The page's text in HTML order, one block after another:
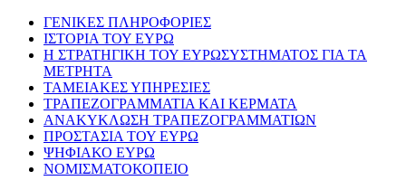
ΓΕΝΙΚΕΣ ΠΛΗΡΟΦΟΡΙΕΣ
ΙΣΤΟΡΙΑ ΤΟΥ ΕΥΡΩ
Η ΣΤΡΑΤΗΓΙΚΗ ΤΟΥ ΕΥΡΩΣΥΣΤΗΜΑΤΟΣ ΓΙΑ ΤΑ
ΜΕΤΡΗΤΑ
ΤΑΜΕΙΑΚΕΣ ΥΠΗΡΕΣΙΕΣ
ΤΡΑΠΕΖΟΓΡΑΜΜΑΤΙΑ ΚΑΙ ΚΕΡΜΑΤΑ
ΑΝΑΚΥΚΛΩΣΗ ΤΡΑΠΕΖΟΓΡΑΜΜΑΤΙΩΝ
ΠΡΟΣΤΑΣΙΑ ΤΟΥ ΕΥΡΩ
ΨΗΦΙΑΚΟ ΕΥΡΩ
ΝΟΜΙΣΜΑΤΟΚΟΠΕΙΟ